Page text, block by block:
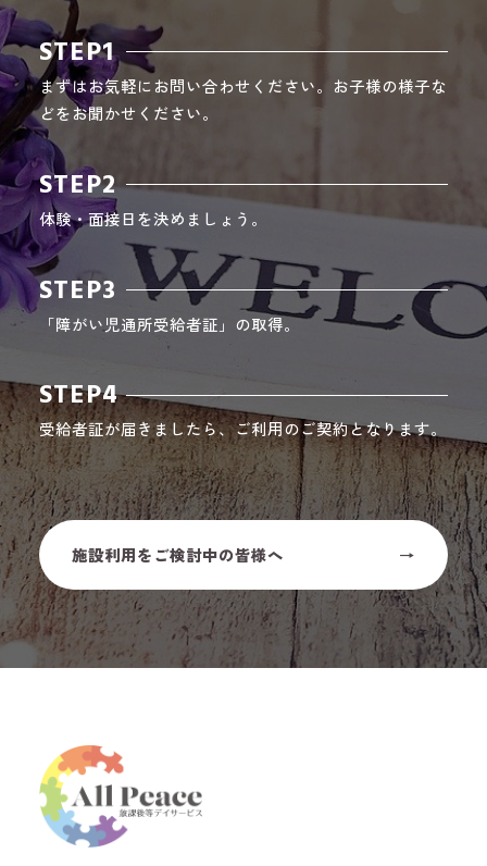
STEP1
まずはお気軽にお問い合わせください。お子様の様子な
どをお聞かせください。
STEP2
体験・面接日を決めましょう。
STEP3
「障がい児通所受給者証」の取得。
STEP4
受給者証が届きましたら、ご利用のご契約となります。
施設利用をご検討中の皆様へ